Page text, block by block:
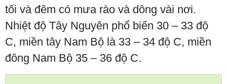
tối và đêm có mưa rào và dông vài nơi.
Nhiệt độ Tây Nguyên phổ biến 30 – 33 độ
C, miền tây Nam Bộ là 33 – 34 độ C, miền
đông Nam Bộ 35 – 36 độ C.